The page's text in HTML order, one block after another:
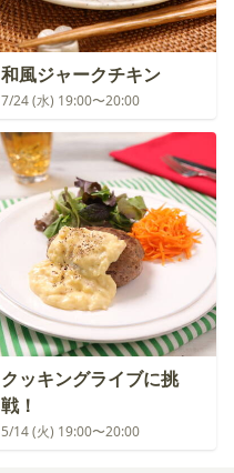
和風ジャークチキン
7/24 (水) 19:00〜20:00
クッキングライブに挑
戦！
5/14 (火) 19:00〜20:00